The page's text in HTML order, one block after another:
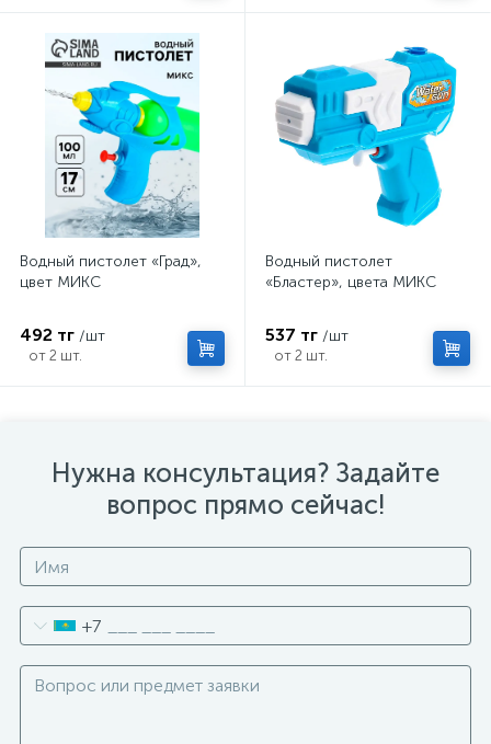
Водный пистолет «Град»,
цвет МИКС
492 тг /шт
от 2 шт.
Водный пистолет
«Бластер», цвета МИКС
537 тг /шт
от 2 шт.
Нужна консультация? Задайте
вопрос прямо сейчас!
+7